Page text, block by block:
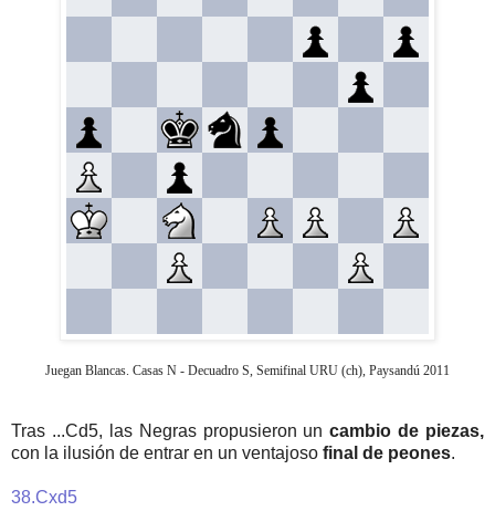
Juegan Blancas. Casas N - Decuadro S, Semifinal URU (ch), Paysandú 2011
Tras ...Cd5, las Negras propusieron uncambio de piezas,
con la ilusión de entrar en un ventajoso final de peones.
38.Cxd5